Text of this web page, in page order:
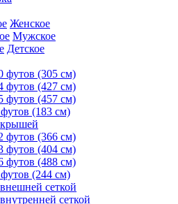
Женское
Мужское
Детское
футов (305 см)
футов (427 см)
футов (457 см)
(183 см)
футов (366 см)
футов (404 см)
футов (488 см)
(244 см)
сеткой
сеткой